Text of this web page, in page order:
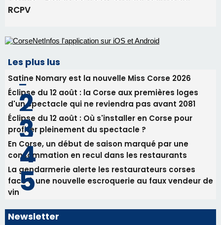
06/08/2026 15:04
Benedetto
05/08/2026 09:53
Biguglia : messe de la Sainte-Marie et
procession le 14 août
31/07/2026 08:24
Tennis - Début ce week-end du tournoi du
RCPV
Les plus lus
Satine Nomary est la nouvelle Miss Corse 2026
Éclipse du 12 août : la Corse aux premières loges
d'un spectacle qui ne reviendra pas avant 2081